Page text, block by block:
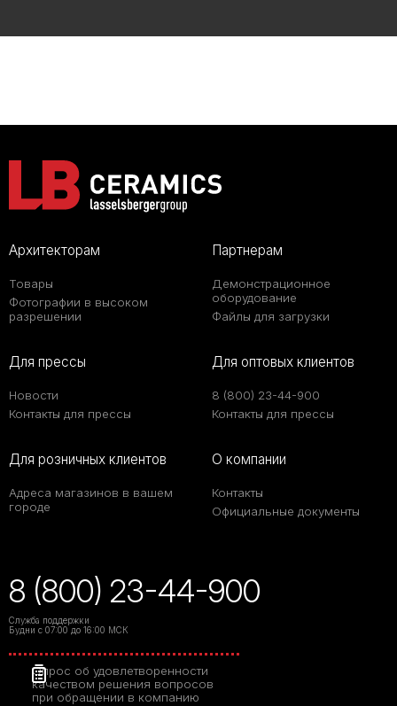
Архитекторам
Товары
Фотографии в высоком
разрешении
Партнерам
Демонстрационное
оборудование
Файлы для загрузки
Для прессы
Новости
Контакты для прессы
Для оптовых клиентов
8 (800) 23-44-900
Контакты для прессы
Для розничных клиентов
Адреса магазинов в вашем
городе
О компании
Контакты
Официальные документы
8 (800) 23-44-900
Служба поддержки
Будни с 07:00 до 16:00 МСК
Опрос об удовлетворенности
качеством решения вопросов
при обращении в компанию